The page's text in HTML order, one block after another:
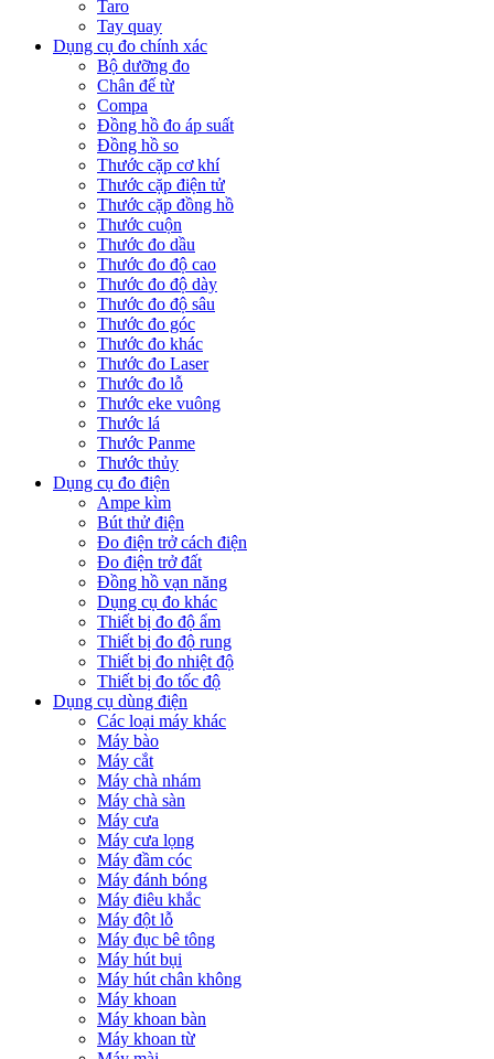
Taro
Tay quay
Dụng cụ đo chính xác
Bộ dưỡng đo
Chân đế từ
Compa
Đồng hồ đo áp suất
Đồng hồ so
Thước cặp cơ khí
Thước cặp điện tử
Thước cặp đồng hồ
Thước cuộn
Thước đo dầu
Thước đo độ cao
Thước đo độ dày
Thước đo độ sâu
Thước đo góc
Thước đo khác
Thước đo Laser
Thước đo lỗ
Thước eke vuông
Thước lá
Thước Panme
Thước thủy
Dụng cụ đo điện
Ampe kìm
Bút thử điện
Đo điện trở cách điện
Đo điện trở đất
Đồng hồ vạn năng
Dụng cụ đo khác
Thiết bị đo độ ẩm
Thiết bị đo độ rung
Thiết bị đo nhiệt độ
Thiết bị đo tốc độ
Dụng cụ dùng điện
Các loại máy khác
Máy bào
Máy cắt
Máy chà nhám
Máy chà sàn
Máy cưa
Máy cưa lọng
Máy đầm cóc
Máy đánh bóng
Máy điêu khắc
Máy đột lỗ
Máy đục bê tông
Máy hút bụi
Máy hút chân không
Máy khoan
Máy khoan bàn
Máy khoan từ